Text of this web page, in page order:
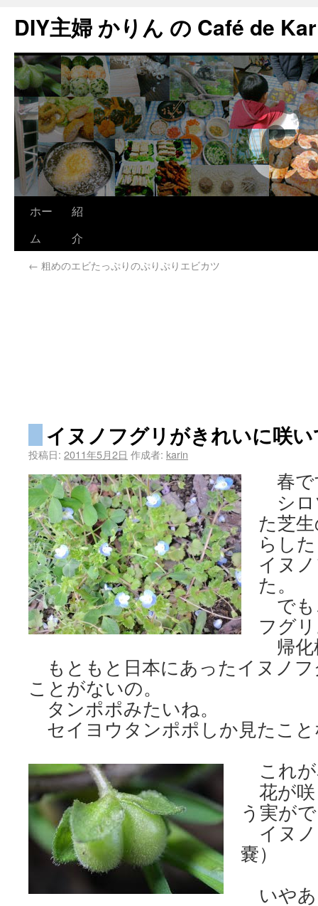
DIY主婦 かりん の Café de
ホー
ム
紹
介
← 粗めのエビたっぷりのぷりぷりエビカツ
イヌノフグリがきれいに咲
投稿日: 2011年5月2日 作成者: karin
春で
シロ
た芝
らし
イヌ
た。
でも
フグ
帰化
もともと日本にあったイヌノフ
ことがないの。
タンポポみたいね。
セイヨウタンポポしか見たこと
これが
花が咲
う実が
イヌノ
嚢）
いやあ